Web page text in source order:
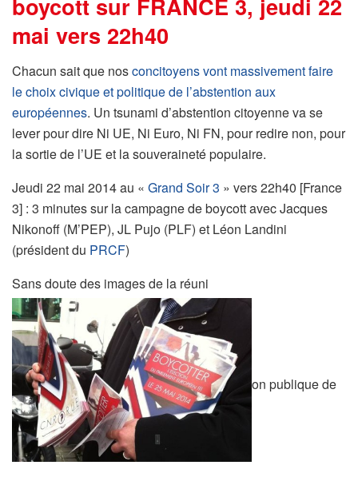
boycott sur FRANCE 3, jeudi 22
mai vers 22h40
Chacun sait que nosconcitoyens vont massivement faire
le choix civique et politique de l’abstention aux
européennes. Un tsunami d’abstention citoyenne va se
lever pour dire Ni UE, Ni Euro, Ni FN, pour redire non, pour
la sortie de l’UE et la souveraineté populaire.
Jeudi 22 mai 2014 au « Grand Soir 3 » vers 22h40 [France
3] : 3 minutes sur la campagne de boycott avec Jacques
Nikonoff (M’PEP), JL Pujo (PLF) et Léon Landini
(président du PRCF)
Sans doute des images de la réuni
on publique de